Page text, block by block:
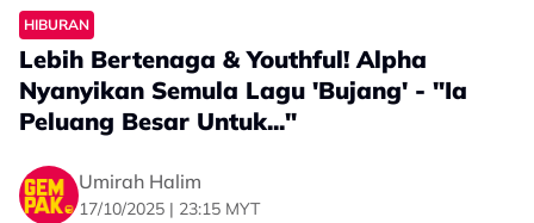
sebenar yang dilakukan oleh individu bujang dalam
mencari pasangan hidup.
Oleh itu, Ariz meminta agar masyrakat tidak
menghakimi mereka hanya kerana mereka tidak
mempunyai pasangan hidup.
“And most of the time, kita tak tahu apa ikhtiar dan
HIBURAN
Lebih Bertenaga & Youthful! Alpha
Nyanyikan Semula Lagu 'Bujang' - "Ia
Peluang Besar Untuk..."
Umirah Halim
17/10/2025 | 23:15 MYT